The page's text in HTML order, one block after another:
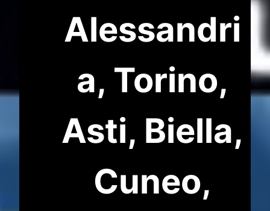
Alessandri
a, Torino,
Asti, Biella,
Cuneo,